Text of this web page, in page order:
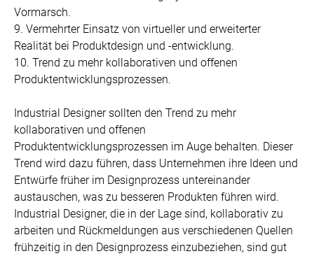
Vormarsch.
9. Vermehrter Einsatz von virtueller und erweiterter
Realität bei Produktdesign und -entwicklung.
10. Trend zu mehr kollaborativen und offenen
Produktentwicklungsprozessen.
Industrial Designer sollten den Trend zu mehr
kollaborativen und offenen
Produktentwicklungsprozessen im Auge behalten. Dieser
Trend wird dazu führen, dass Unternehmen ihre Ideen und
Entwürfe früher im Designprozess untereinander
austauschen, was zu besseren Produkten führen wird.
Industrial Designer, die in der Lage sind, kollaborativ zu
arbeiten und Rückmeldungen aus verschiedenen Quellen
frühzeitig in den Designprozess einzubeziehen, sind gut